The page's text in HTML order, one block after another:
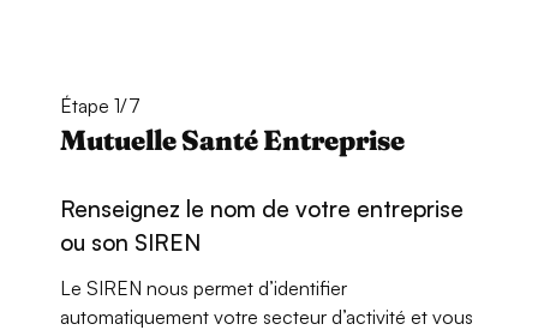
Étape 1/7
Mutuelle Santé Entreprise
Renseignez le nom de votre entreprise
ou son SIREN
Le SIREN nous permet d’identifier
automatiquement votre secteur d’activité et vous